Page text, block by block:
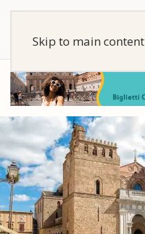
Skip to main content